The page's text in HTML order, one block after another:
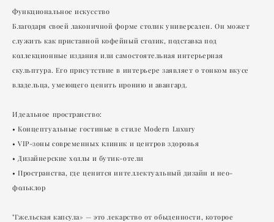
Функциональное искусство
Благодаря своей лаконичной форме столик универсален. Он может
служить как приставной кофейный столик, подставка под
коллекционные издания или самостоятельная интерьерная
скульптура. Его присутствие в интерьере заявляет о тонком вкусе
владельца, умеющего ценить иронию и авангард.
Идеальное пространство:
• Концептуальные гостиные в стиле Modern Luxury
• VIP-зоны современных клиник и центров здоровья
• Дизайнерские холлы и бутик-отели
• Пространства, где ценится интеллектуальный дизайн и нео-
фольклор
"Гжельская капсула» — это лекарство от обыденности, которое